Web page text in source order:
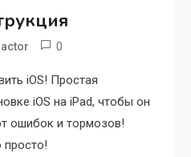
0
iOS! Простая
iOS на iPad, чтобы он
ошибок и тормозов!
просто!